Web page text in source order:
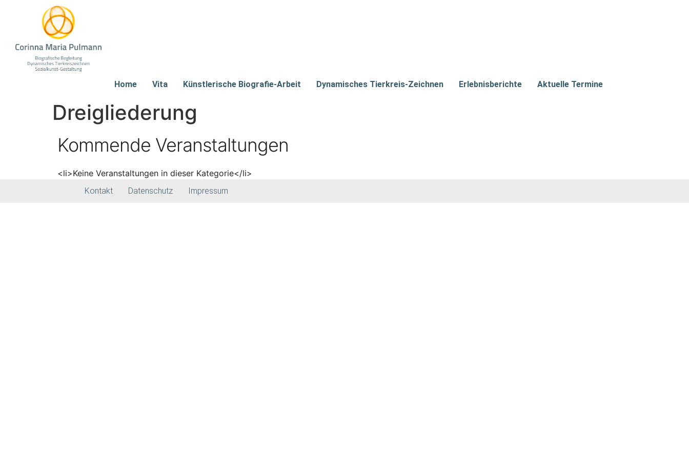
Home Vita Künstlerische Biografie-Arbeit Dynamisches Tierkreis-Zeichnen Erlebnisberichte Aktuelle Termine
Dreigliederung
Kommende Veranstaltungen
<li>Keine Veranstaltungen in dieser Kategorie</li>
Kontakt Datenschutz Impressum